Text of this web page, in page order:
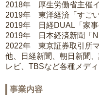
2018年 厚生労働省主催
2019年 東洋経済「すご
2019年 日経DUAL「家事
2019年 日本経済新聞「
2022年 東京証券取引所
他、日経新聞、朝日新聞
レビ、TBSなど各種メデ
事業内容